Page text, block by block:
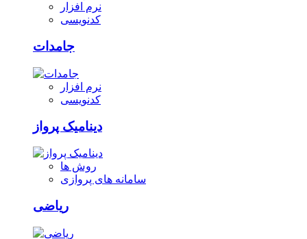
نرم افزار
کدنویسی
جامدات
نرم افزار
کدنویسی
دینامیک پرواز
روش ها
سامانه های پروازی
ریاضی